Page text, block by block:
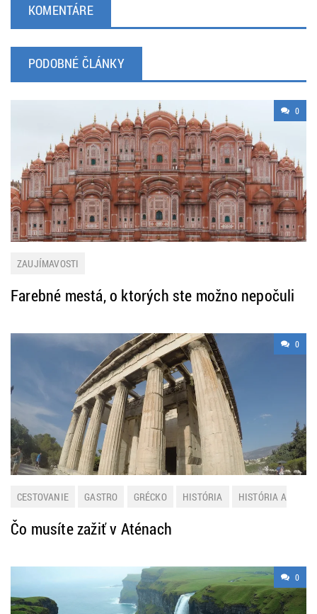
KOMENTÁRE
PODOBNÉ ČLÁNKY
0
ZAUJÍMAVOSTI
Farebné mestá, o ktorých ste možno nepočuli
0
CESTOVANIE GASTRO GRÉCKO HISTÓRIA
HISTÓRIA A
KULTÚRA
LETNÁ DOVOLENKA
Čo musíte zažiť v Aténach
0